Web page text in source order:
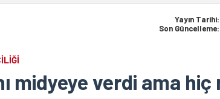
Yayın Tarihi:
Son Güncelleme:
midyeye verdi ama